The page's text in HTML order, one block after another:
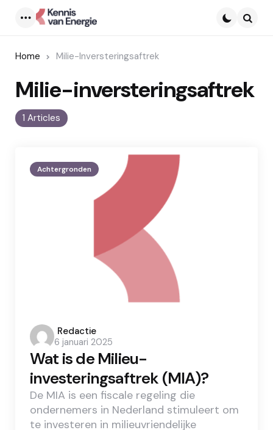
Home Milie-Inversteringsaftrek
1 Articles
Milie-inversteringsaftrek
Achtergronden
Posted
by
Redactie
6 januari 2025
Wat is de Milieu-
investeringsaftrek (MIA)?
De MIA is een fiscale regeling die
ondernemers in Nederland stimuleert om
te investeren in milieuvriendelijke